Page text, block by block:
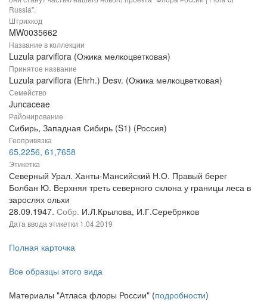
Russia".
Штрихкод
MW0035662
Название в коллекции
Luzula parviflora (Ожика мелкоцветковая)
Принятое название
Luzula parviflora (Ehrh.) Desv. (Ожика мелкоцветковая)
Семейство
Juncaceae
Районирование
Сибирь, Западная Сибирь (S1) (Россия)
Геопривязка
65,2256, 61,7658
Этикетка
Северный Урал. Ханты-Мансийский Н.О. Правый берег
Болбан Ю. Верхняя треть северного склона у границы леса в
зарослях ольхи
28.09.1947. Собр. И.Л.Крылова, И.Г.Серебряков
Дата ввода этикетки 1.04.2019
Полная карточка
Все образцы этого вида
Материалы "Атласа флоры России" (подробности)